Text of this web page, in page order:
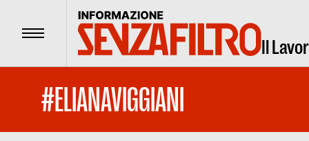
Menu Il
#ELIANAVIGGIANI